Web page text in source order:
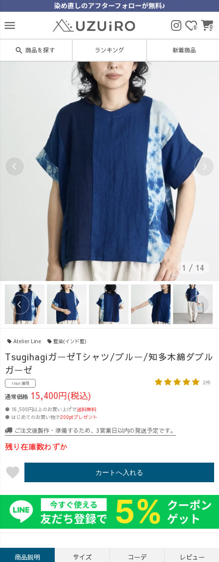
menu 0 0
search 商品を探す ランキング 新着商品
1 / 14
Atelier Line 藍染(インド藍)
TsugihagiガーゼTシャツ/ブルー/知多木綿ダブル
ガーゼ
154pt 獲得 2件
通常価格 15,400円(税込)
● 16,500円以上のお買い上げで送料無料
● はじめてのお買い物で200ptプレゼント
ご注文後製作・準備するため、3営業日以内の発送予定です。
残り在庫数わずか
favorite カートへ入れる
商品説明 サイズ コーデ レビュー